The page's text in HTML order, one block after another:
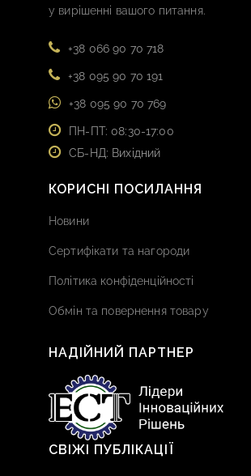
у вирішенні вашого питання.
+38 066 90 70 718
+38 095 90 70 191
+38 095 90 70 769
ПН-ПТ: 08:30-17:00
СБ-НД: Вихідний
КОРИСНІ ПОСИЛАННЯ
Новини
Сертифікати та нагороди
Політика конфіденційності
Обмін та повернення товару
НАДІЙНИЙ ПАРТНЕР
СВІЖІ ПУБЛІКАЦІЇ